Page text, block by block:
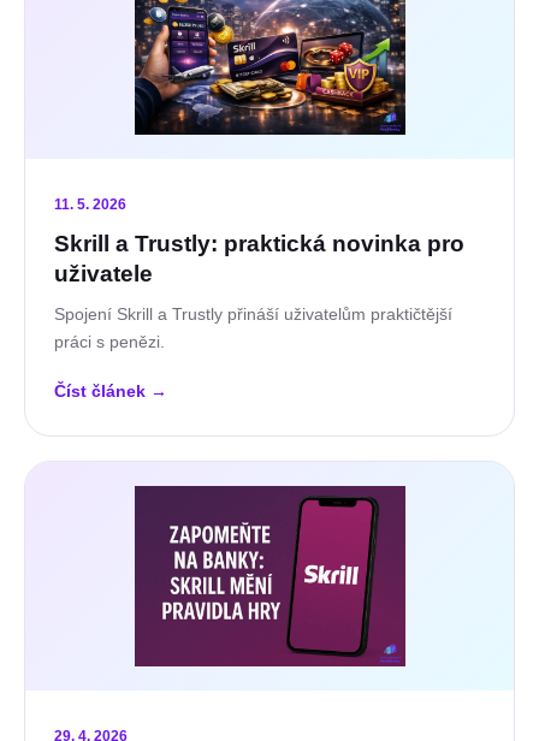
11. 5. 2026
Skrill a Trustly: praktická novinka pro
uživatele
Spojení Skrill a Trustly přináší uživatelům praktičtější
práci s penězi.
Číst článek →
29. 4. 2026